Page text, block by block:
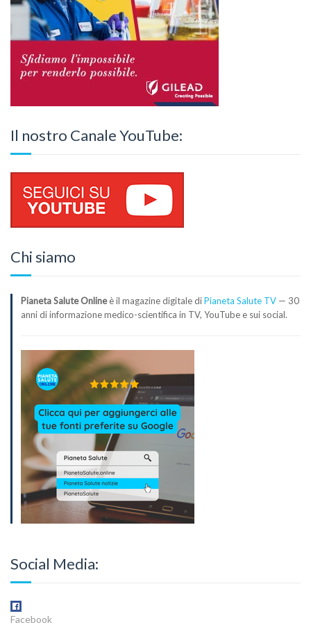
Il nostro Canale YouTube:
Chi siamo
Pianeta Salute Onlineè il magazine digitale diPianeta Salute TV — 30
anni di informazione medico-scientifica in TV, YouTube e sui social.
Social Media:
Facebook